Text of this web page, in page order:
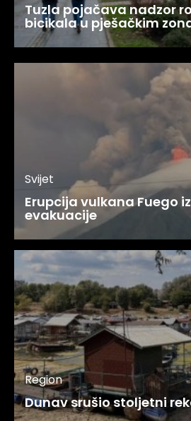
Tuzla pojačava nadzor
bicikala u pješačkim
Svijet
Erupcija vulkana Fuego
evakuacije
Region
Dunav srušio stoljetni